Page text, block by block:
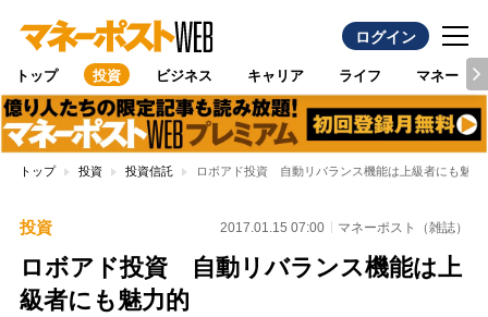
ログイン
トップ 投資 ビジネス キャリア ライフ マネー
トップ 投資 投資信託 ロボアド投資 自動リバランス機能は上級者にも魅力
投資 2017.01.15 07:00 マネーポスト（雑誌）
ロボアド投資 自動リバランス機能は上
級者にも魅力的